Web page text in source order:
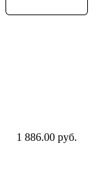
1 886.00 руб.